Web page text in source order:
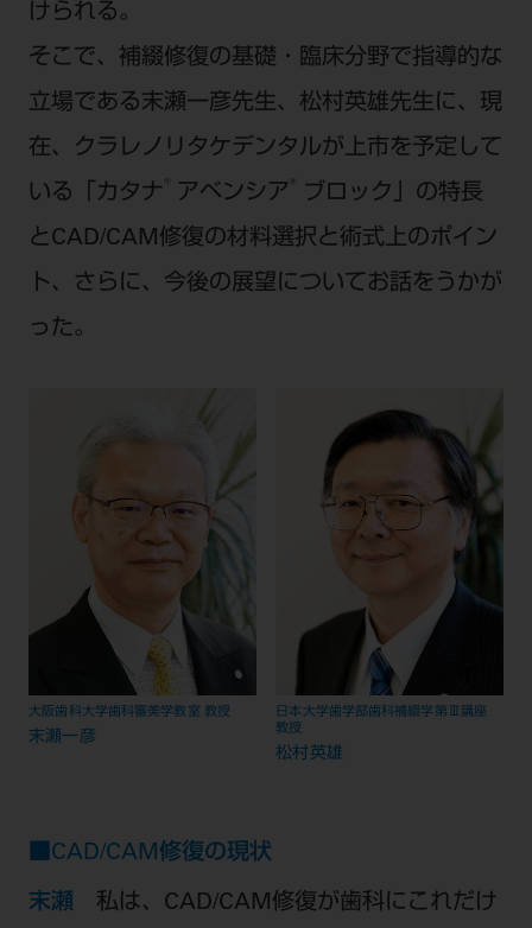
けられる。
そこで、補綴修復の基礎・臨床分野で指導的な
立場である末瀬一彦先生、松村英雄先生に、現
在、クラレノリタケデンタルが上市を予定して
いる「カタナ
アベンシア
ブロック」の特長
とCAD/CAM修復の材料選択と術式上のポイン
ト、さらに、今後の展望についてお話をうかが
った。
大阪歯科大学歯科審美学教室 教授
末瀬一彦
日本大学歯学部歯科補綴学第Ⅲ講座
教授
松村英雄
■CAD/CAM修復の現状
末瀬 私は、CAD/CAM修復が歯科にこれだけ
受付時間 月～金 9:00～17:00 （祝日・夏季休
暇、年末年始を除く）
ディーラー様におかれましては、モリタ各担当営
業所へお問い合わせ願います。
企業情報
個人情報保護方針
サイトマップ